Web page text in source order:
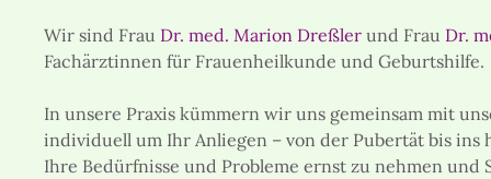
Wir sind Frau Dr. med. Marion Dreßler und Frau Dr.
Fachärztinnen für Frauenheilkunde und Geburtshilfe.
In unsere Praxis kümmern wir uns gemeinsam mit
individuell um Ihr Anliegen – von der Pubertät bis ins
Ihre Bedürfnisse und Probleme ernst zu nehmen und